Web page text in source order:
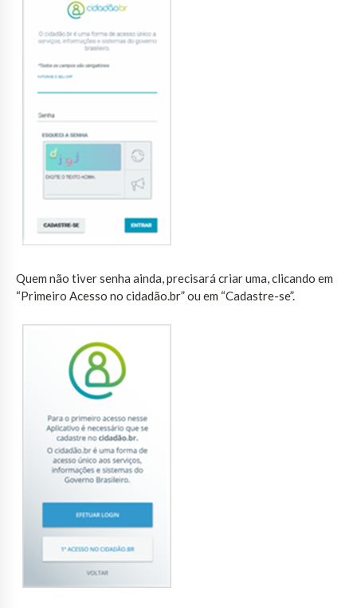
Quem não tiver senha ainda, precisará criar uma, clicando em
“Primeiro Acesso no cidadão.br” ou em “Cadastre-se”.